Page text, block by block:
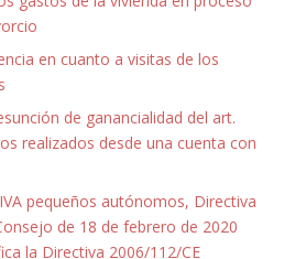
en cuanto a visitas de los
de ganancialidad del art.
realizados desde una cuenta con
pequeños autónomos, Directiva
de 18 de febrero de 2020
la Directiva 2006/112/CE